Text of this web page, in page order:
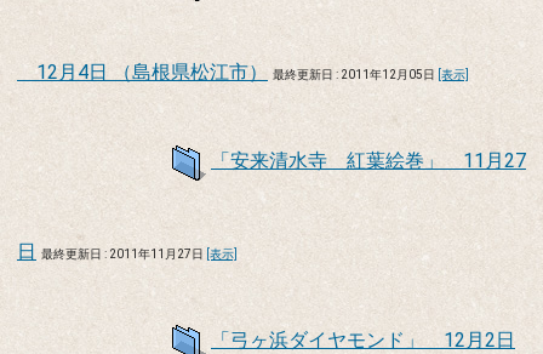
12月4日 （島根県松江市） 最終更新日 : 2011年12月05日 [表示]
「安来清水寺 紅葉絵巻」 11月27
日 最終更新日 : 2011年11月27日 [表示]
「弓ヶ浜ダイヤモンド」 12月2日